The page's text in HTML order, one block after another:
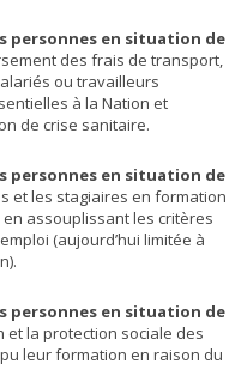
personnes en situation de
des frais de transport,
ou travailleurs
à la Nation et
de crise sanitaire.
personnes en situation de
et les stagiaires en formation
assouplissant les critères
(aujourd’hui limitée à
personnes en situation de
la protection sociale des
leur formation en raison du